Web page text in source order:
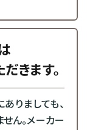
きます。
りましても、
ん。メーカー